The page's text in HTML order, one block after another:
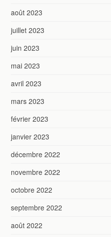
août 2023
juillet 2023
juin 2023
mai 2023
avril 2023
mars 2023
février 2023
janvier 2023
décembre 2022
novembre 2022
octobre 2022
septembre 2022
août 2022